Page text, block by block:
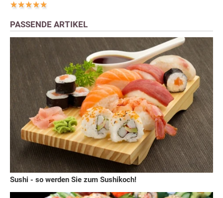
PASSENDE ARTIKEL
Sushi - so werden Sie zum Sushikoch!